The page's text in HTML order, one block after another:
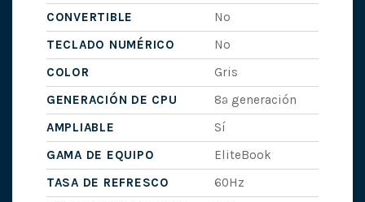
CONVERTIBLE
No
TECLADO NUMÉRICO
No
COLOR
Gris
GENERACIÓN DE CPU
8ª generación
AMPLIABLE
Sí
GAMA DE EQUIPO
EliteBook
TASA DE REFRESCO
60Hz